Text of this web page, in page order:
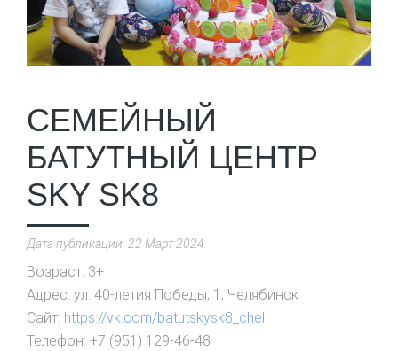
СЕМЕЙНЫЙ
БАТУТНЫЙ ЦЕНТР
SKY SK8
Дата публикации: 22 Март 2024.
Возраст: 3+
Адрес: ул. 40-летия Победы, 1, Челябинск
Сайт: https://vk.com/batutskysk8_chel
Телефон: +7 (951) 129-46-48